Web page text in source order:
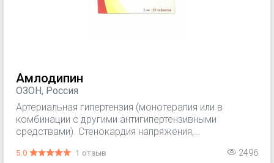
Амлодипин
ОЗОН, Россия
Артериальная гипертензия (монотерапия или в
комбинации с другими антигипертензивными
средствами). Стенокардия напряжения,
Принцметала)
5.0 1 отзыв 2496